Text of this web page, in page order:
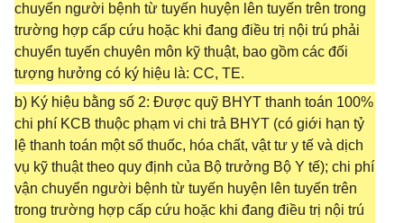
chuyển người bệnh từ tuyến huyện lên tuyến trên trong
trường hợp cấp cứu hoặc khi đang điều trị nội trú phải
chuyển tuyến chuyên môn kỹ thuật, bao gồm các đối
tượng hưởng có ký hiệu là: CC, TE.
b) Ký hiệu bằng số 2: Được quỹ BHYT thanh toán 100%
chi phí KCB thuộc phạm vi chi trả BHYT (có giới hạn tỷ
lệ thanh toán một số thuốc, hóa chất, vật tư y tế và dịch
vụ kỹ thuật theo quy định của Bộ trưởng Bộ Y tế); chi phí
vận chuyển người bệnh từ tuyến huyện lên tuyến trên
trong trường hợp cấp cứu hoặc khi đang điều trị nội trú